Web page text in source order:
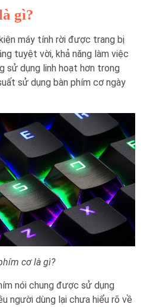
gì?
máy tính rời được trang bị
tuyệt vời, khả năng làm việc
sử dụng linh hoạt hơn trong
sử dụng bàn phím cơ ngày
cơ là gì?
nói chung được sử dụng
người dùng lại chưa hiểu rõ về